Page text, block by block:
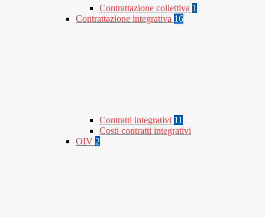
Contrattazione collettiva 1
Contrattazione integrativa 16
Contratti integrativi 11
Costi contratti integrativi
OIV 2